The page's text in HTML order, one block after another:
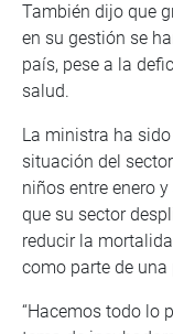
También dijo que
en su gestión se
país, pese a la
salud.
La ministra ha
situación del
niños entre enero
que su sector
reducir la
como parte de
“Hacemos todo lo